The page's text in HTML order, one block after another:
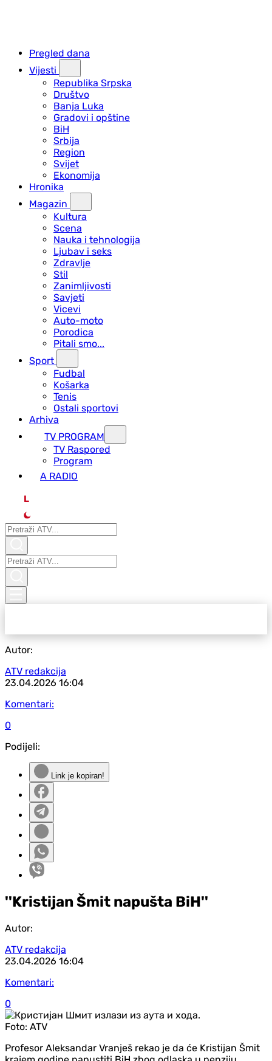
Pregled dana
Vijesti
Republika Srpska
Društvo
Banja Luka
Gradovi i opštine
BiH
Srbija
Region
Svijet
Ekonomija
Hronika
Magazin
Kultura
Scena
Nauka i tehnologija
Ljubav i seks
Zdravlje
Stil
Zanimljivosti
Savjeti
Vicevi
Auto-moto
Porodica
Pitali smo...
Sport
Fudbal
Košarka
Tenis
Ostali sportovi
Arhiva
TV PROGRAM
ТV Raspored
Program
A RADIO
L
Autor:
ATV redakcija
23.04.2026 16:04
Komentari:
0
Podijeli:
Link je kopiran!
''Kristijan Šmit napušta BiH''
Autor:
ATV redakcija
23.04.2026 16:04
Komentari:
0
Foto: ATV
Profesor Aleksandar Vranješ rekao je da će Kristijan Šmit